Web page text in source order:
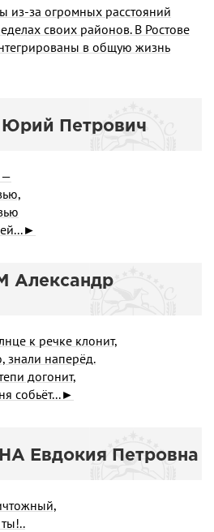
из-за огромных расстояний
своих районов. В Ростове
в общую жизнь
Петрович
—
Александр
к речке клонит,
знали наперёд.
догонит,
собьёт...►
Евдокия Петровна